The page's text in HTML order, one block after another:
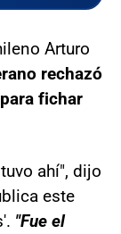
Arturo
rechazó
fichar
ahí", dijo
este
"Fue el